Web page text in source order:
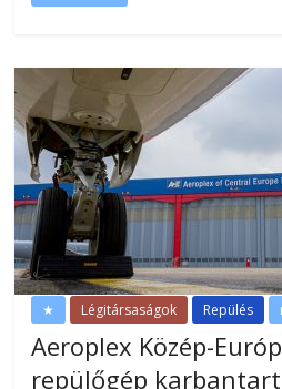
★ Légitársaságok Repülés
Aeroplex Közép-
repülőgép